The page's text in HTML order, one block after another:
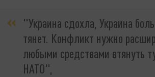
"Украина сдохла, Украина
тянет. Конфликт нужно
любыми средствами втянуть
НАТО",